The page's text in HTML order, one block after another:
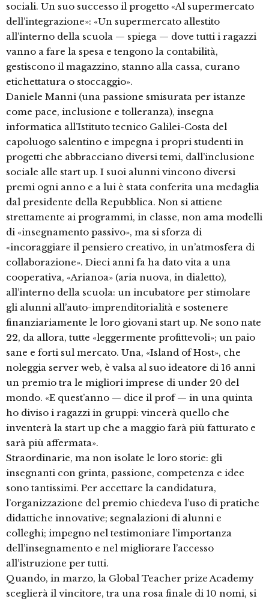
sociali. Un suo successo il progetto «Al supermercato
dell’integrazione»: «Un supermercato allestito
all’interno della scuola — spiega — dove tutti i ragazzi
vanno a fare la spesa e tengono la contabilità,
gestiscono il magazzino, stanno alla cassa, curano
etichettatura o stoccaggio».
Daniele Manni (una passione smisurata per istanze
come pace, inclusione e tolleranza), insegna
informatica all’Istituto tecnico Galilei-Costa del
capoluogo salentino e impegna i propri studenti in
progetti che abbracciano diversi temi, dall’inclusione
sociale alle start up. I suoi alunni vincono diversi
premi ogni anno e a lui è stata conferita una medaglia
dal presidente della Repubblica. Non si attiene
strettamente ai programmi, in classe, non ama modelli
di «insegnamento passivo», ma si sforza di
«incoraggiare il pensiero creativo, in un’atmosfera di
collaborazione». Dieci anni fa ha dato vita a una
cooperativa, «Arianoa» (aria nuova, in dialetto),
all’interno della scuola: un incubatore per stimolare
gli alunni all’auto-imprenditorialità e sostenere
finanziariamente le loro giovani start up. Ne sono nate
22, da allora, tutte «leggermente profittevoli»; un paio
sane e forti sul mercato. Una, «Island of Host», che
noleggia server web, è valsa al suo ideatore di 16 anni
un premio tra le migliori imprese di under 20 del
mondo. «E quest’anno — dice il prof — in una quinta
ho diviso i ragazzi in gruppi: vincerà quello che
inventerà la start up che a maggio farà più fatturato e
sarà più affermata».
Straordinarie, ma non isolate le loro storie: gli
insegnanti con grinta, passione, competenza e idee
sono tantissimi. Per accettare la candidatura,
l’organizzazione del premio chiedeva l’uso di pratiche
didattiche innovative; segnalazioni di alunni e
colleghi; impegno nel testimoniare l’importanza
dell’insegnamento e nel migliorare l’accesso
all’istruzione per tutti.
Quando, in marzo, la Global Teacher prize Academy
sceglierà il vincitore, tra una rosa finale di 10 nomi, si